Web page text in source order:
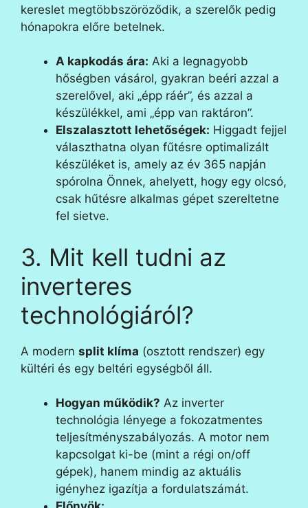
kereslet megtöbbszöröződik, a szerelők pedig
hónapokra előre betelnek.
A kapkodás ára: Aki a legnagyobb
hőségben vásárol, gyakran beéri azzal a
szerelővel, aki „épp ráér”, és azzal a
készülékkel, ami „épp van raktáron”.
Elszalasztott lehetőségek: Higgadt fejjel
választhatna olyan fűtésre optimalizált
készüléket is, amely az év 365 napján
spórolna Önnek, ahelyett, hogy egy olcsó,
csak hűtésre alkalmas gépet szereltetne
fel sietve.
3. Mit kell tudni az
inverteres
technológiáról?
A modern split klíma (osztott rendszer) egy
kültéri és egy beltéri egységből áll.
Hogyan működik? Az inverter
technológia lényege a fokozatmentes
teljesítményszabályozás. A motor nem
kapcsolgat ki-be (mint a régi on/off
gépek), hanem mindig az aktuális
igényhez igazítja a fordulatszámát.